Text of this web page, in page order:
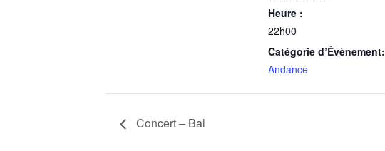
Heure :
22h00
Catégorie d’Évènement:
Andance
Concert – Bal